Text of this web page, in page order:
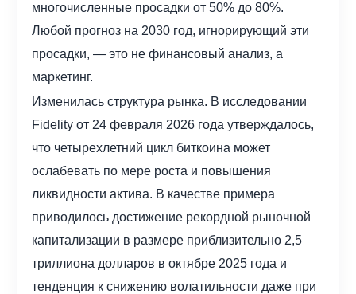
многочисленные просадки от 50% до 80%.
Любой прогноз на 2030 год, игнорирующий эти
просадки, — это не финансовый анализ, а
маркетинг.
Изменилась структура рынка. В исследовании
Fidelity от 24 февраля 2026 года утверждалось,
что четырехлетний цикл биткоина может
ослабевать по мере роста и повышения
ликвидности актива. В качестве примера
приводилось достижение рекордной рыночной
капитализации в размере приблизительно 2,5
триллиона долларов в октябре 2025 года и
тенденция к снижению волатильности даже при